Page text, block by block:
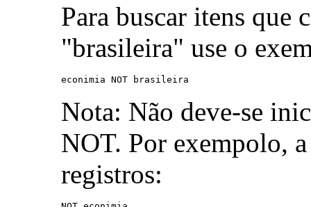
Para buscar itens que
"brasileira" use o
econimia NOT brasileira
Nota: Não deve-se
NOT. Por exempolo,
registros: